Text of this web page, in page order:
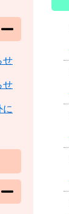
せ
せ
に